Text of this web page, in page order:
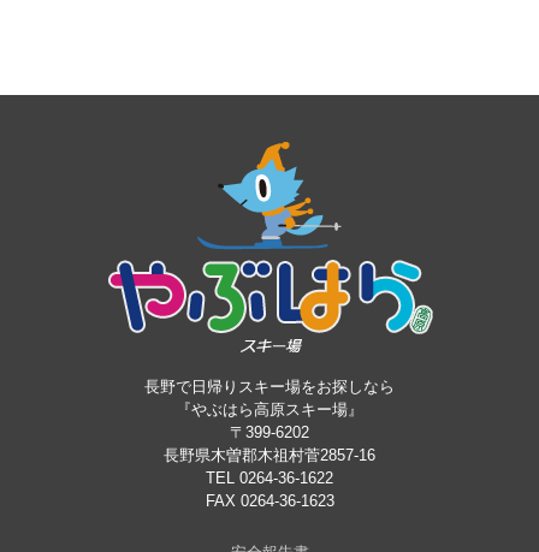
長野で日帰りスキー場をお探しなら
『やぶはら高原スキー場』
〒399-6202
長野県木曽郡木祖村菅2857-16
TEL 0264-36-1622
FAX 0264-36-1623